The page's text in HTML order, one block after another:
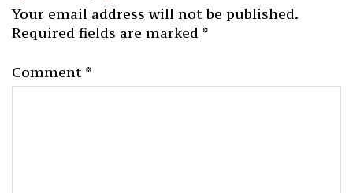
Your email address will not be published.
Required fields are marked *
Comment *